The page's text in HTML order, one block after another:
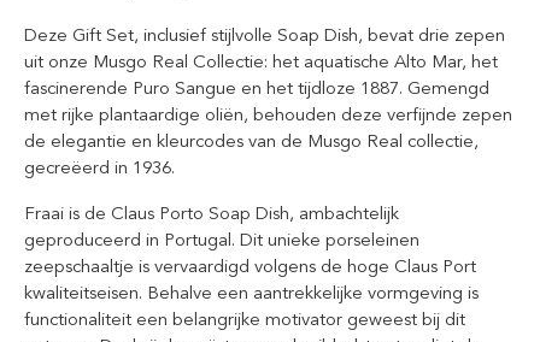
Deze Gift Set, inclusief stijlvolle Soap Dish, bevat drie zepen
uit onze Musgo Real Collectie: het aquatische Alto Mar, het
fascinerende Puro Sangue en het tijdloze 1887. Gemengd
met rijke plantaardige oliën, behouden deze verfijnde zepen
de elegantie en kleurcodes van de Musgo Real collectie,
gecreëerd in 1936.
Fraai is de Claus Porto Soap Dish, ambachtelijk
geproduceerd in Portugal. Dit unieke porseleinen
zeepschaaltje is vervaardigd volgens de hoge Claus Port
kwaliteitseisen. Behalve een aantrekkelijke vormgeving is
functionaliteit een belangrijke motivator geweest bij dit